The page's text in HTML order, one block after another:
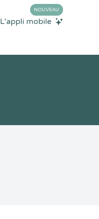
L'appli mobile
NOUVEAU